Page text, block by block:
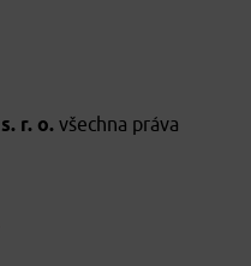
r. o. všechna práva